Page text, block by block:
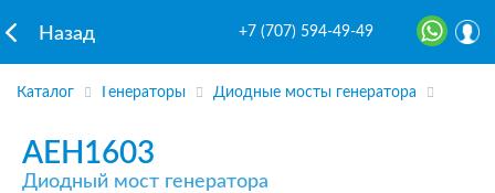
Назад +7 (707) 594-49-49
Каталог Генераторы Диодные мосты генератора
AEH1603
Диодный мост генератора